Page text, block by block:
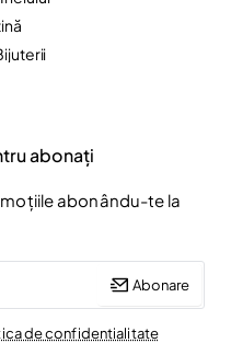
abonați
abonându-te la
Abonare
de confidentialitate